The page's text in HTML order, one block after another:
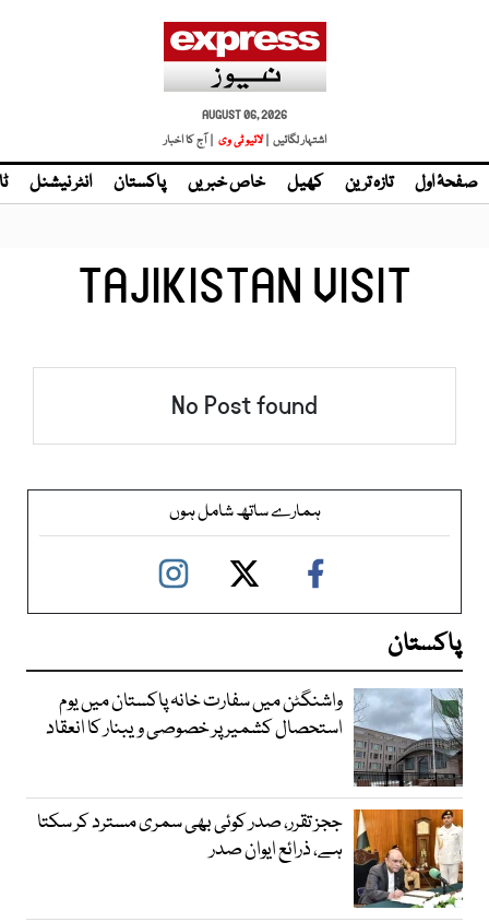
AUGUST 06, 2026
اشتہار لگائیں | لائیو ٹی وی | آج کا اخبار
صفحۂ اول تازہ ترین کھیل خاص خبریں پاکستان انٹر نیشنل
TAJIKISTAN VISIT
No Post found
ہمارے ساتھ شامل ہوں
پاکستان
واشنگٹن میں سفارت خانہ پاکستان میں یوم
استحصال کشمیر پر خصوصی ویبنار کا انعقاد
ججز تقرر، صدر کوئی بھی سمری مسترد کر سکتا
ہے، ذرائع ایوان صدر